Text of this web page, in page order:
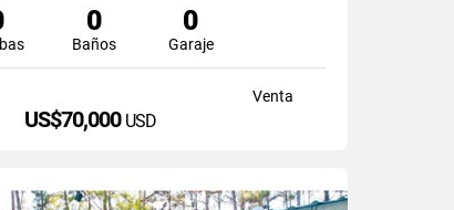
0
Baños
0
Garaje
Venta
US$70,000 USD